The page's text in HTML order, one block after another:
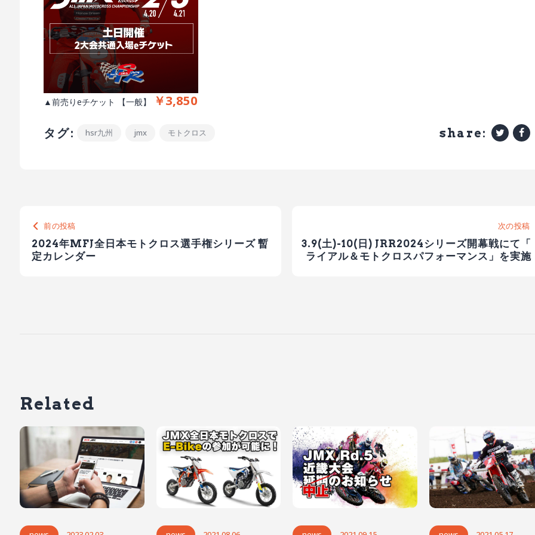
▲前売りeチケット 【一般】 ￥3,850
タグ: hsr九州 jmx モトクロス share:
前の投稿
2024年MFJ全日本モトクロス選手権シリーズ 暫
定カレンダー
次の投稿
3.9(土)-10(日) JRR2024シリーズ開幕戦にて「
ライアル＆モトクロスパフォーマンス」を実施
Related